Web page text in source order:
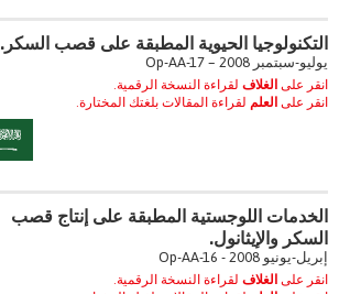
التكنولوجيا الحيوية المطبقة على قصب السكر.
يوليو-سبتمبر 2008 – Op-AA-17
انقر على الغلاف لقراءة النسخة الرقمية.
انقر على العلم لقراءة المقالات بلغتك المختارة.
الخدمات اللوجستية المطبقة على إنتاج قصب
السكر والإيثانول.
إبريل-يونيو 2008 - Op-AA-16
انقر على الغلاف لقراءة النسخة الرقمية.